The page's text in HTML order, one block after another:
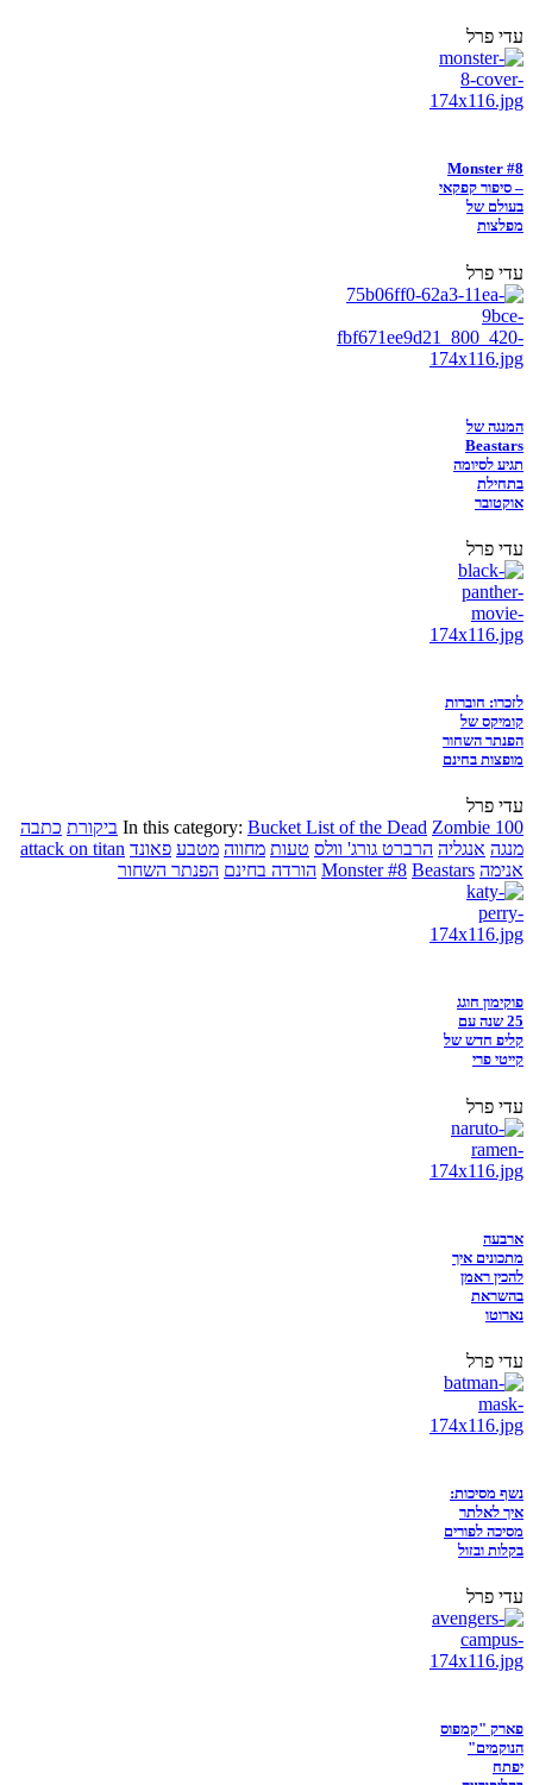
עדי פרל
Monster #8
– סיפור קפקאי
בעולם של
מפלצות
עדי פרל
המנגה של
Beastars
תגיע לסיומה
בתחילת
אוקטובר
עדי פרל
לזכרו: חוברות
קומיקס של
הפנתר השחור
מופצות בחינם
עדי פרל
In this category: Bucket List of the Dead Zombie 100 ביקורת כתבה
מנגה אנגליה הרברט גורג' וולס טעות מחווה מטבע פאונד attack on titan
אנימה
Monster #8 Beastars הורדה בחינם הפנתר השחור
פוקימון חוגג
25 שנה עם
קליפ חדש של
קייטי פרי
עדי פרל
ארבעה
מתכונים איך
להכין ראמן
בהשראת
נארוטו
עדי פרל
נשף מסיכות:
איך לאלתר
מסיכה לפורים
בקלות ובזול
עדי פרל
פארק "קמפוס
הנוקמים"
יפתח